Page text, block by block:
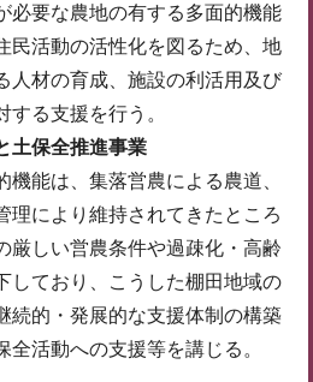
必要な農地の有する多面的機能
民活動の活性化を図るため、地
人材の育成、施設の利活用及び
る支援を行う。
土保全推進事業
機能は、集落営農による農道、
理により維持されてきたところ
厳しい営農条件や過疎化・高齢
しており、こうした棚田地域の
続的・発展的な支援体制の構築
全活動への支援等を講じる。